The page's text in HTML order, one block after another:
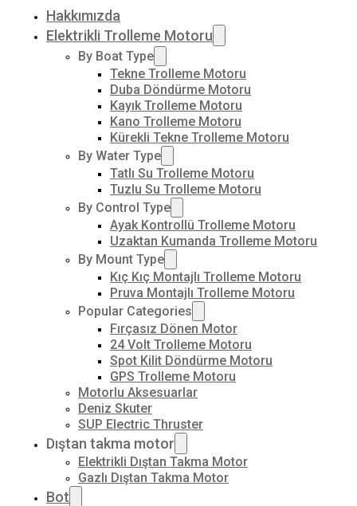
Hakkımızda
Elektrikli Trolleme Motoru
By Boat Type
Tekne Trolleme Motoru
Duba Döndürme Motoru
Kayık Trolleme Motoru
Kano Trolleme Motoru
Kürekli Tekne Trolleme Motoru
By Water Type
Tatlı Su Trolleme Motoru
Tuzlu Su Trolleme Motoru
By Control Type
Ayak Kontrollü Trolleme Motoru
Uzaktan Kumanda Trolleme Motoru
By Mount Type
Kıç Kıç Montajlı Trolleme Motoru
Pruva Montajlı Trolleme Motoru
Popular Categories
Fırçasız Dönen Motor
24 Volt Trolleme Motoru
Spot Kilit Döndürme Motoru
GPS Trolleme Motoru
Motorlu Aksesuarlar
Deniz Skuter
SUP Electric Thruster
Dıştan takma motor
Elektrikli Dıştan Takma Motor
Gazlı Dıştan Takma Motor
Bot